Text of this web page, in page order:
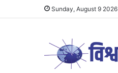
Sunday, August 9 2026